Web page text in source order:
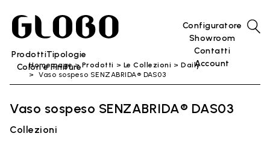
ProdottiTipologie
Colori e Finiture
Configuratore
Showroom
Contatti
Account
Home page Prodotti Le Collezioni
Daily
Vaso sospeso SENZABRIDA® DAS03
Vaso sospeso SENZABRIDA® DAS03
Collezioni